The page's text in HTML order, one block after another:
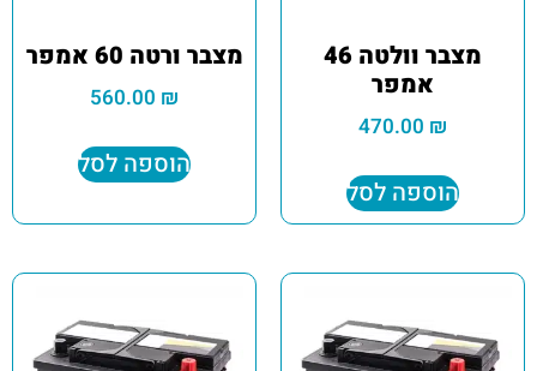
מצבר וולטה 46
אמפר
470.00 ₪
הוספה לסל
מצבר ורטה 60 אמפר
560.00 ₪
הוספה לסל